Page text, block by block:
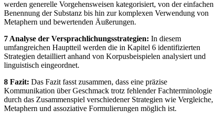
werden generelle Vorgehensweisen kategorisiert, von der einfachen
Benennung der Substanz bis hin zur komplexen Verwendung von
Metaphern und bewertenden Äußerungen.
7 Analyse der Versprachlichungsstrategien: In diesem
umfangreichen Hauptteil werden die in Kapitel 6 identifizierten
Strategien detailliert anhand von Korpusbeispielen analysiert und
linguistisch eingeordnet.
8 Fazit: Das Fazit fasst zusammen, dass eine präzise
Kommunikation über Geschmack trotz fehlender Fachterminologie
durch das Zusammenspiel verschiedener Strategien wie Vergleiche,
Metaphern und assoziative Formulierungen möglich ist.